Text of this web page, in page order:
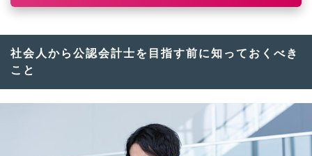
社会人から公認会計士を目指す前に知っておくべき
こと